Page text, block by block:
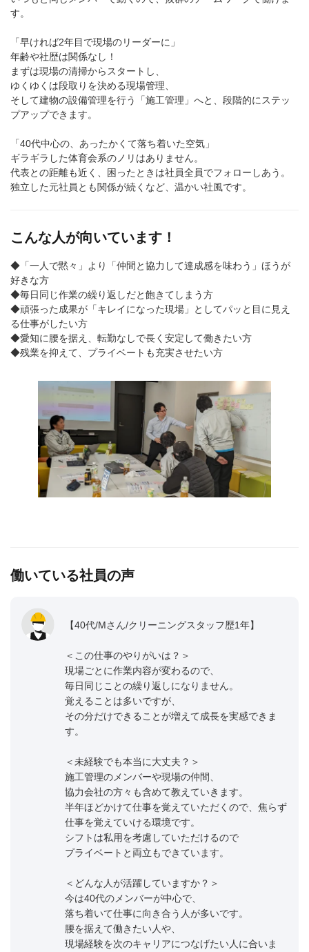
す。
「早ければ2年目で現場のリーダーに」
年齢や社歴は関係なし！
まずは現場の清掃からスタートし、
ゆくゆくは段取りを決める現場管理、
そして建物の設備管理を行う「施工管理」へと、段階的にステッ
プアップできます。
「40代中心の、あったかくて落ち着いた空気」
ギラギラした体育会系のノリはありません。
代表との距離も近く、困ったときは社員全員でフォローしあう。
独立した元社員とも関係が続くなど、温かい社風です。
こんな人が向いています！
◆「一人で黙々」より「仲間と協力して達成感を味わう」ほうが
好きな方
◆毎日同じ作業の繰り返しだと飽きてしまう方
◆頑張った成果が「キレイになった現場」としてパッと目に見え
る仕事がしたい方
◆愛知に腰を据え、転勤なしで長く安定して働きたい方
◆残業を抑えて、プライベートも充実させたい方
働いている社員の声
【40代/Mさん/クリーニングスタッフ歴1年】
＜この仕事のやりがいは？＞
現場ごとに作業内容が変わるので、
毎日同じことの繰り返しになりません。
覚えることは多いですが、
その分だけできることが増えて成長を実感できま
す。
＜未経験でも本当に大丈夫？＞
施工管理のメンバーや現場の仲間、
協力会社の方々も含めて教えていきます。
半年ほどかけて仕事を覚えていただくので、焦らず
仕事を覚えていける環境です。
シフトは私用を考慮していただけるので
プライベートと両立もできています。
＜どんな人が活躍していますか？＞
今は40代のメンバーが中心で、
落ち着いて仕事に向き合う人が多いです。
腰を据えて働きたい人や、
現場経験を次のキャリアにつなげたい人に合いま